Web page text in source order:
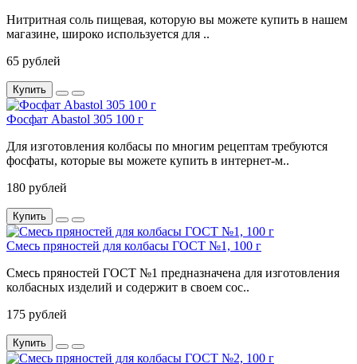
Нитритная соль пищевая, которую вы можете купить в нашем
магазине, широко используется для ..
65 рублей
Купить
Фосфат Abastol 305 100 г
Для изготовления колбасы по многим рецептам требуются
фосфаты, которые вы можете купить в интернет-м..
180 рублей
Купить
Смесь пряностей для колбасы ГОСТ №1, 100 г
Смесь пряностей ГОСТ №1 предназначена для изготовления
колбасных изделий и содержит в своем сос..
175 рублей
Купить